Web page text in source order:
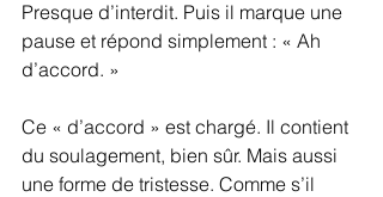
Presque d’interdit. Puis il marque une
pause et répond simplement : « Ah
d’accord. »
Ce « d’accord » est chargé. Il contient
du soulagement, bien sûr. Mais aussi
une forme de tristesse. Comme s’il